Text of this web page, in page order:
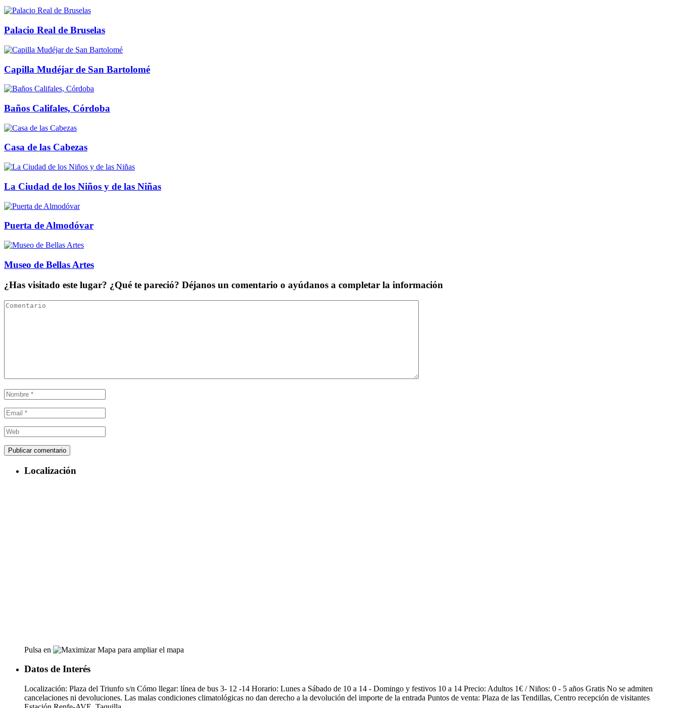
Palacio Real de Bruselas
Capilla Mudéjar de San Bartolomé
Baños Califales, Córdoba
Casa de las Cabezas
La Ciudad de los Niños y de las Niñas
Puerta de Almodóvar
Museo de Bellas Artes
¿Has visitado este lugar? ¿Qué te pareció? Déjanos un comentario o ayúdanos a completar la información
Localización
Pulsa en para ampliar el mapa
Datos de Interés
Localización: Plaza del Triunfo s/n Cómo llegar: línea de bus 3- 12 -14 Horario: Lunes a Sábado de 10 a 14 - Domingo y festivos 10 a 14 Precio: Adultos 1€ / Niños: 0 - 5 años Gratis No se admiten
cancelaciones ni devoluciones. Las malas condiciones climatológicas no dan derecho a la devolución del importe de la entrada Puntos de venta: Plaza de las Tendillas, Centro recepción de visitantes